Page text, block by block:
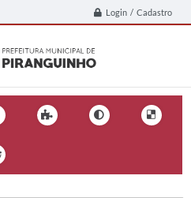
Login / Cadastro